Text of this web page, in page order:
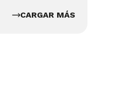
CARGAR MÁS